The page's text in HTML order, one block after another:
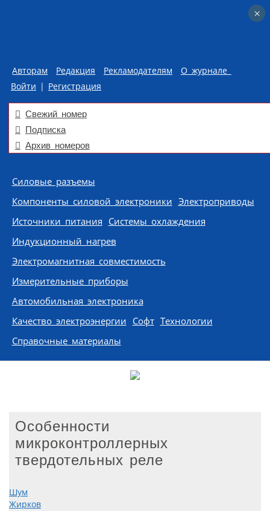
Авторам Редакция Рекламодателям
О журнале
Войти | Регистрация
Свежий номер
Подписка
Архив номеров
Skip to content
Силовые разъемы
Компоненты силовой электроники Электроприводы
Источники питания Системы охлаждения
Индукционный нагрев
Электромагнитная совместимость
Измерительные приборы
Автомобильная электроника
Качество электроэнергии Софт Технологии
Справочные материалы
Особенности
микроконтроллерных
твердотельных реле
Шум
Жирков
×
×